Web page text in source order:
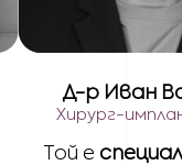
Д-р Иван
Хирург-
Той е